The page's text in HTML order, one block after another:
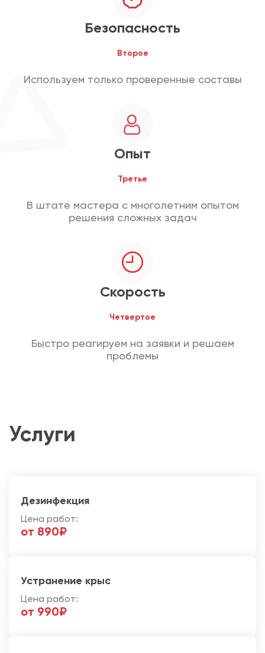
Безопасность
Второе
Используем только проверенные составы
Опыт
Третье
В штате мастера с многолетним опытом
решения сложных задач
Скорость
Четвертое
Быстро реагируем на заявки и решаем
проблемы
Услуги
Дезинфекция
Цена работ:
от 890₽
Устранение крыс
Цена работ:
от 990₽